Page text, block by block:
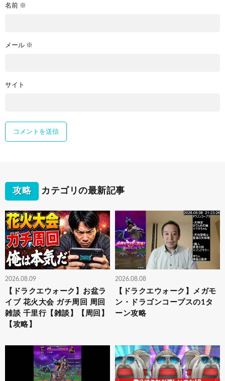
名前 ※
メール ※
サイト
攻略 カテゴリの最新記事
2026.08.09
【ドラクエウォーク】お盆ラ
イブ 花火大会 ガチ周回 周回
雑談 千里行【雑談】【周回】
【攻略】
2026.08.08
【ドラクエウォーク】メガモ
ン・ドラゴンコープスの1タ
ーン攻略